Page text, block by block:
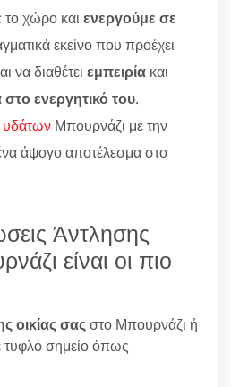
το χώρο και ενεργούμε σε
εκείνο που προέχει
να διαθέτει εμπειρία και
στο ενεργητικό του.
υδάτων Μπουρνάζι με την
άψογο αποτέλεσμα στο
Άντλησης
είναι οι πιο
οικίας σαςστο Μπουρνάζι ή
σημείο όπως